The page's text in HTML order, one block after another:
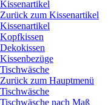
Kissenartikel
Zurück zum Kissenartikel
Kissenartikel
Kopfkissen
Dekokissen
Kissenbezüge
Tischwäsche
Zurück zum Hauptmenü
Tischwäsche
Tischwäsche nach Maß